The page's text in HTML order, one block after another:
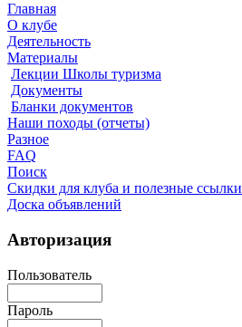
Главная
О клубе
Деятельность
Материалы
Лекции Школы туризма
Документы
Бланки документов
Наши походы (отчеты)
Разное
FAQ
Поиск
Скидки для клуба и полезные ссылки
Доска объявлений
Авторизация
Пользователь
Пароль